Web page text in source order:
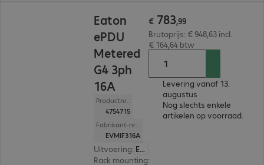
Eaton
ePDU
Metered
G4 3ph
16A
Productnr.:
4754715
Fabrikant-nr.:
EVMIF316A
Uitvoering: Europa
Rack mounting:
€ 783,99
Brutoprijs: € 948,63 incl.
€ 164,64 btw
Levering vanaf 13.
augustus
Nog slechts enkele
artikelen op voorraad.